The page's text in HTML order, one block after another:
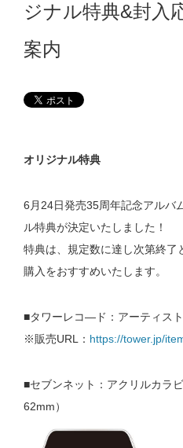
ジナル特典&封入
案内
オリジナル特典
6月24日発売35周年記念アルバ
ル特典が決定いたしました！
特典は、規定数に達し次第終了
購入をおすすめいたします。
■タワーレコ―ド：アーティス
※販売URL： https://tower.jp/
■セブンネット：アクリルカラ
62mm）